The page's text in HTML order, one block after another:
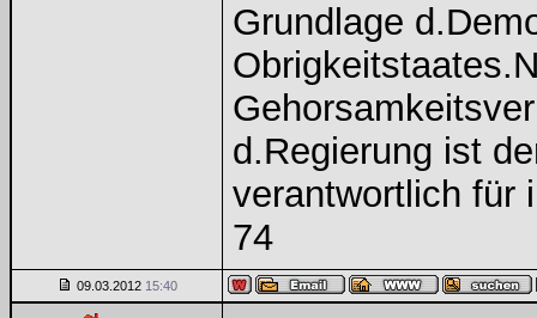
Grundlage
d.Regierung ist
verantwortlich für
74
09.03.2012 15:40